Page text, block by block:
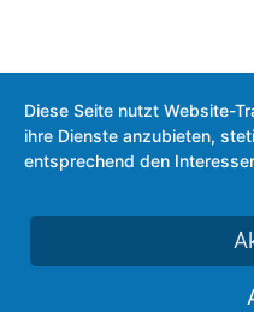
Diese Seite nutzt Website-
ihre Dienste anzubieten,
entsprechend den